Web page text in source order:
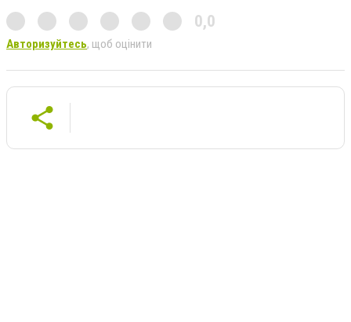
0,0
Авторизуйтесь, щоб оцінити